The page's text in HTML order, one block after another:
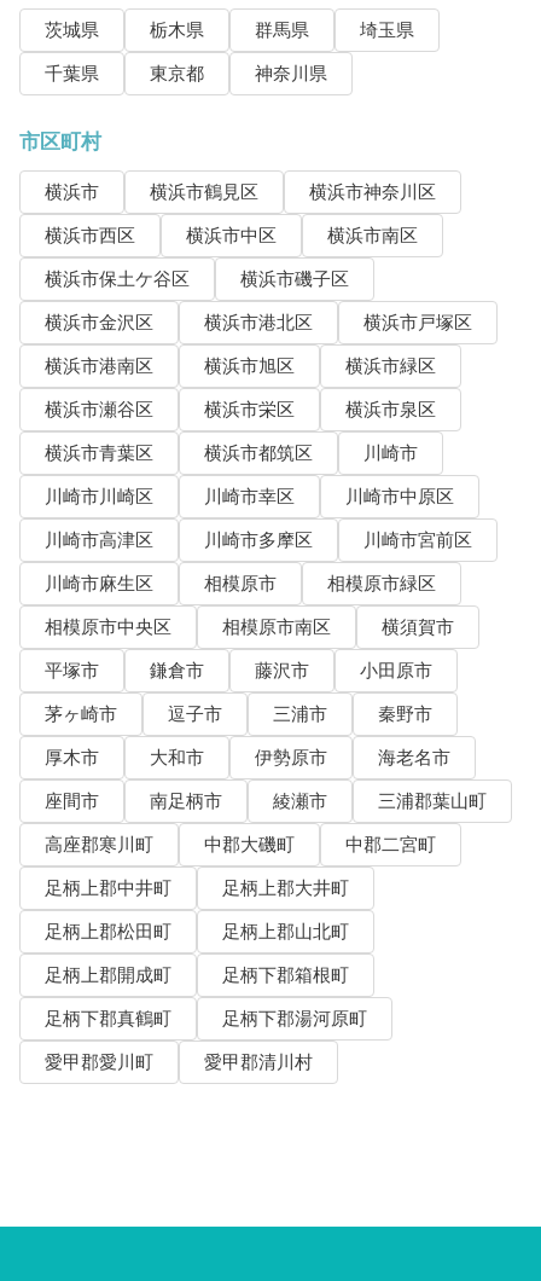
茨城県 栃木県 群馬県
埼玉県
千葉県
東京都 神奈川県
市区町村
横浜市 横浜市鶴見区
横浜市神奈川区
横浜市西区
横浜市中区
横浜市南区
横浜市保土ケ谷区
横浜市磯子区
横浜市金沢区
横浜市港北区
横浜市戸塚区
横浜市港南区
横浜市旭区
横浜市緑区
横浜市瀬谷区
横浜市栄区
横浜市泉区
横浜市青葉区
横浜市都筑区
川崎市
川崎市川崎区
川崎市幸区
川崎市中原区
川崎市高津区
川崎市多摩区
川崎市宮前区
川崎市麻生区
相模原市
相模原市緑区
相模原市中央区
相模原市南区
横須賀市
平塚市
鎌倉市 藤沢市
小田原市
茅ヶ崎市
逗子市 三浦市
秦野市
厚木市
大和市 伊勢原市
海老名市
座間市
南足柄市 綾瀬市
三浦郡葉山町
高座郡寒川町
中郡大磯町
中郡二宮町
足柄上郡中井町
足柄上郡大井町
足柄上郡松田町
足柄上郡山北町
足柄上郡開成町
足柄下郡箱根町
足柄下郡真鶴町
足柄下郡湯河原町
愛甲郡愛川町
愛甲郡清川村